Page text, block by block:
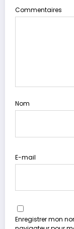
Commentaires
Nom
E-mail
Enregistrer mon